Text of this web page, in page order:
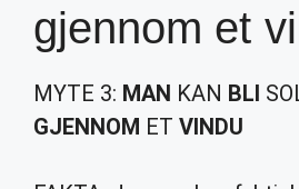
gjennom et
MYTE 3: MAN KAN BLI
GJENNOM ETVINDU